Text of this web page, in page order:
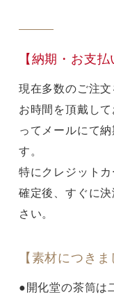
【納期・お支
現在多数のご注
お時間を頂戴し
ってメールにて
す。
特にクレジット
確定後、すぐに
さい。
【素材につきま
●開化堂の茶筒は